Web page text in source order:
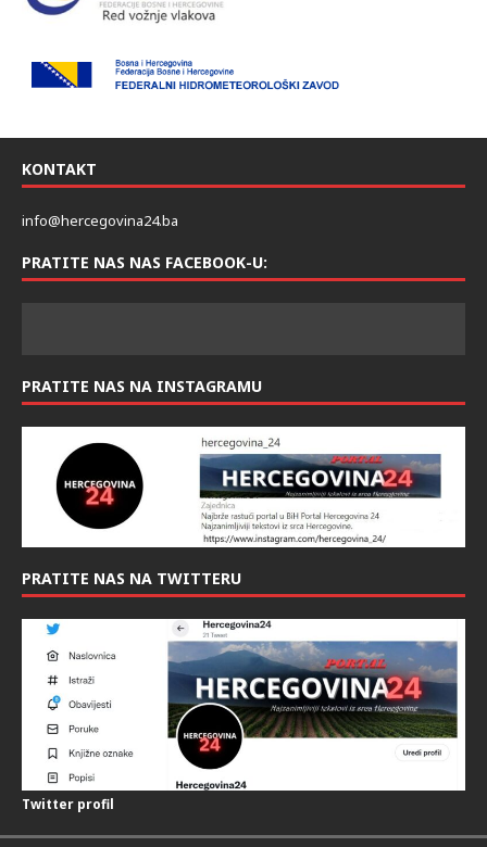
KONTAKT
info@hercegovina24.ba
PRATITE NAS NAS FACEBOOK-U:
PRATITE NAS NA INSTAGRAMU
PRATITE NAS NA TWITTERU
Twitter profil